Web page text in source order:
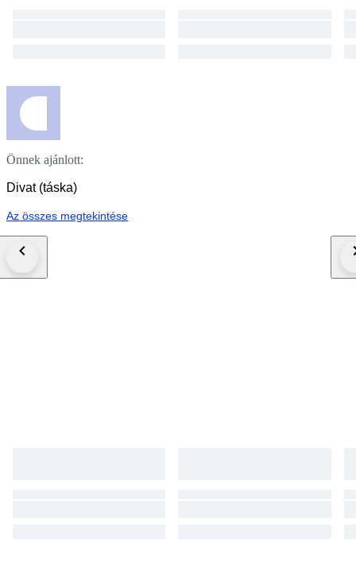
Önnek ajánlott:
Divat (táska)
Az összes megtekintése